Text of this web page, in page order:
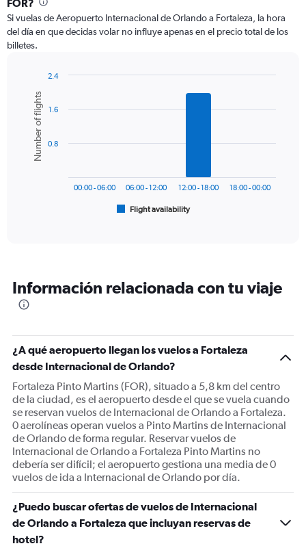
12
categories.
The
chart
axis
displaying
values.
Range:
FOR?
Si vuelas de Aeropuerto Internacional de Orlando a Fortaleza, la hora
del día en que decidas volar no influye apenas en el precio total de los
billetes.
chart
with
bars.
The
categories.
The
Y
axis
displaying
Number
of
flights.
Range:
0
to
2.4.
Chart
graphic.
Number of flights
Flight availability
00:00 - 06:00 06:00 - 12:00 12:00 - 18:00 18:00 - 00:00
0.8
1.6
2.4
Información relacionada con tu viaje
¿A qué aeropuerto llegan los vuelos a Fortaleza
desde Internacional de Orlando?
Fortaleza Pinto Martins (FOR), situado a 5,8 km del centro
de la ciudad, es el aeropuerto desde el que se vuela cuando
se reservan vuelos de Internacional de Orlando a Fortaleza.
0 aerolíneas operan vuelos a Pinto Martins de Internacional
de Orlando de forma regular. Reservar vuelos de
Internacional de Orlando a Fortaleza Pinto Martins no
debería ser difícil; el aeropuerto gestiona una media de 0
vuelos de ida a Internacional de Orlando por día.
¿Puedo buscar ofertas de vuelos de Internacional
de Orlando a Fortaleza que incluyan reservas de
hotel?